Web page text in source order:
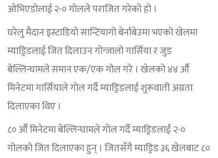
ओभिएडोलाई २-० गोलले पराजित गरेको हो ।
घरेलु मैदान इस्टाडियो सान्टियागो बेर्नाबेउमा भएको खेलमा
म्याड्रिडलाई जित दिलाउन गोन्जालो गार्सिया र जुड
बेल्लिन्घामले समान एक/एक गोल गरे । खेलको ४४ औँ
मिनेटमा गार्सियाले गोल गर्दै म्याड्रिडलाई शुरूवाती अग्रता
दिलाएका थिए ।
८० औँ मिनेटमा बेल्लिन्घामले गोल गर्दै म्याड्रिडलाई २-०
गोलको जित दिलाएका हुन् । जितसँगै म्याड्रिड ३६ खेलबाट ८०